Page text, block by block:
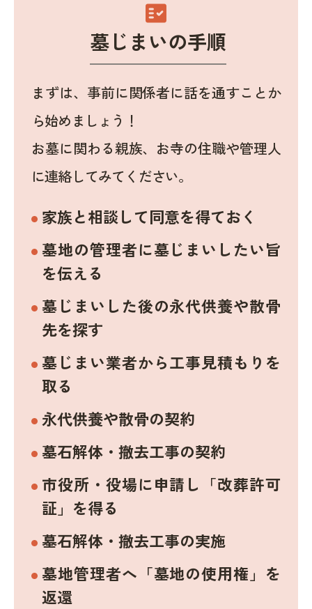
fact_check
墓じまいの手順
まずは、事前に関係者に話を通すことか
ら始めましょう！
お墓に関わる親族、お寺の住職や管理人
に連絡してみてください。
家族と相談して同意を得ておく
墓地の管理者に墓じまいしたい旨
を伝える
墓じまいした後の永代供養や散骨
先を探す
墓じまい業者から工事見積もりを
取る
永代供養や散骨の契約
墓石解体・撤去工事の契約
市役所・役場に申請し「改葬許可
証」を得る
墓石解体・撤去工事の実施
墓地管理者へ「墓地の使用権」を
返還